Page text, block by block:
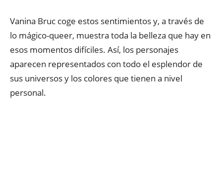
Vanina Bruc coge estos sentimientos y, a través de
lo mágico-queer, muestra toda la belleza que hay en
esos momentos difíciles. Así, los personajes
aparecen representados con todo el esplendor de
sus universos y los colores que tienen a nivel
personal.